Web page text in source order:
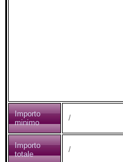
Importo
minimo
/
Importo
totale
/